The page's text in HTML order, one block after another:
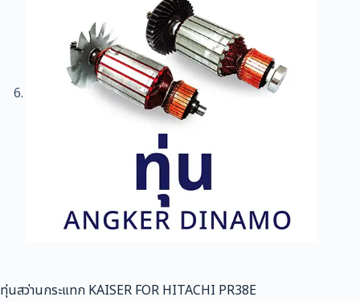
ทุ่นสว่านกระแทก KAISER FOR HITACHI PR38E